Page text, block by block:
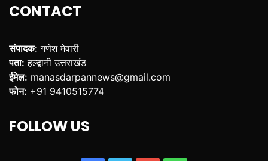
CONTACT
संपादक: गणेश मेवारी
पता: हल्द्वानी उत्तराखंड
ईमेल: manasdarpannews@gmail.com
फोन: +91 9410515774
FOLLOW US